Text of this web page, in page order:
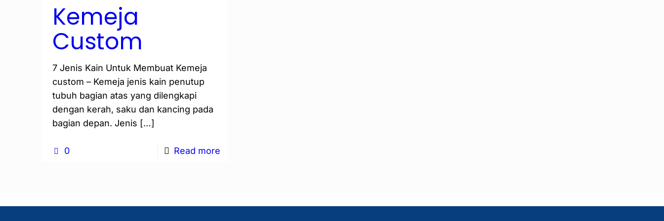
Kemeja
Custom
7 Jenis Kain Untuk Membuat Kemeja
custom – Kemeja jenis kain penutup
tubuh bagian atas yang dilengkapi
dengan kerah, saku dan kancing pada
bagian depan. Jenis […]
0 Read more